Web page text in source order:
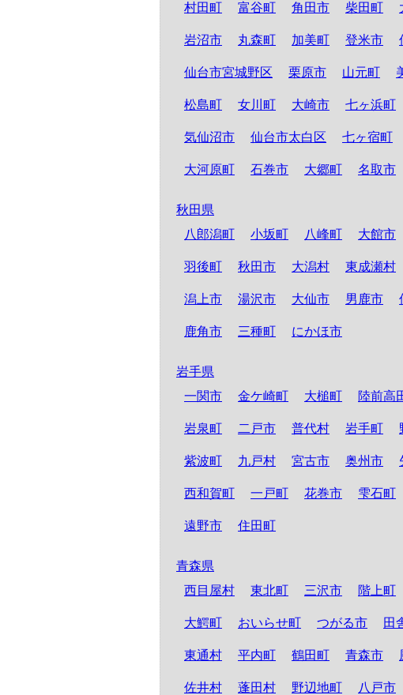
村田町
富谷町 角田市 柴田町
岩沼市 丸森町 加美町 登米市
仙台市宮城野区 栗原市 山元町
松島町 女川町 大崎市 七ヶ浜町
気仙沼市 仙台市太白区 七ヶ宿町
大河原町 石巻市 大郷町 名取市
秋田県
八郎潟町
小坂町 八峰町 大館市
羽後町 秋田市 大潟村 東成瀬村
潟上市 湯沢市 大仙市 男鹿市
鹿角市 三種町 にかほ市
岩手県
一関市
金ケ崎町 大槌町 陸前高
岩泉町 二戸市 普代村 岩手町
紫波町 九戸村 宮古市 奥州市
西和賀町 一戸町 花巻市 雫石町
遠野市 住田町
青森県
西目屋村
東北町 三沢市 階上町
大鰐町 おいらせ町 つがる市 田
東通村 平内町 鶴田町 青森市
佐井村 蓬田村 野辺地町 八戸市